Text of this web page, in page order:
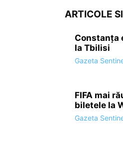
ARTICOLE
Constanța
la Tbilisi
Gazeta
FIFA mai
biletele la
Gazeta